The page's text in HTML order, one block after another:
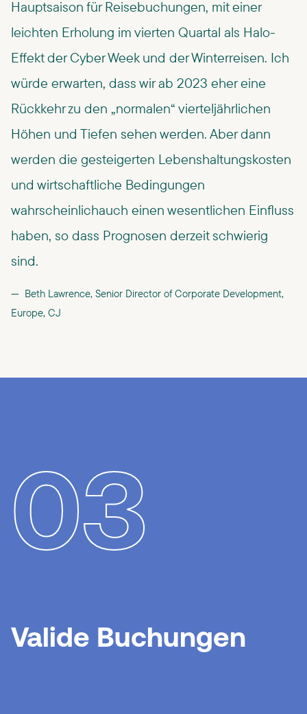
Hauptsaison für Reisebuchungen, mit einer
leichten Erholung im vierten Quartal als Halo-
Effekt der Cyber Week und der Winterreisen. Ich
würde erwarten, dass wir ab 2023 eher eine
Rückkehr zu den „normalen“ vierteljährlichen
Höhen und Tiefen sehen werden. Aber dann
werden die gesteigerten Lebenshaltungskosten
und wirtschaftliche Bedingungen
wahrscheinlichauch einen wesentlichen Einfluss
haben, so dass Prognosen derzeit schwierig
sind.
Beth Lawrence, Senior Director of Corporate Development,
Europe, CJ
03
Valide Buchungen